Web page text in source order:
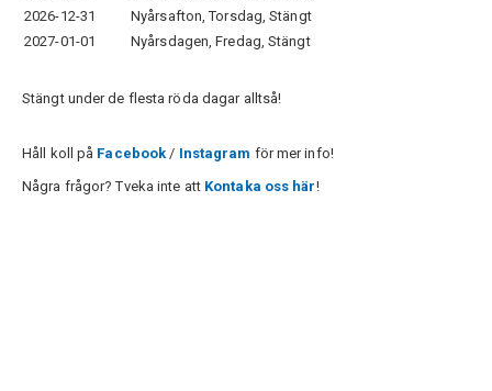
2026-12-31
Nyårsafton, Torsdag, Stängt
2027-01-01
Nyårsdagen, Fredag, Stängt
Stängt under de flesta röda dagar alltså!
Håll koll på Facebook/ Instagram för mer info!
Några frågor? Tveka inte att Kontaka oss här!